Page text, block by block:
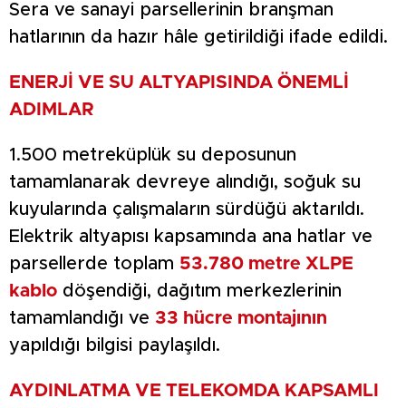
Sera ve sanayi parsellerinin branşman
hatlarının da hazır hâle getirildiği ifade edildi.
ENERJİ VE SU ALTYAPISINDA ÖNEMLİ
ADIMLAR
1.500 metreküplük su deposunun
tamamlanarak devreye alındığı, soğuk su
kuyularında çalışmaların sürdüğü aktarıldı.
Elektrik altyapısı kapsamında ana hatlar ve
parsellerde toplam 53.780 metre XLPE
kablo döşendiği, dağıtım merkezlerinin
tamamlandığı ve 33 hücre montajının
yapıldığı bilgisi paylaşıldı.
AYDINLATMA VE TELEKOMDA KAPSAMLI